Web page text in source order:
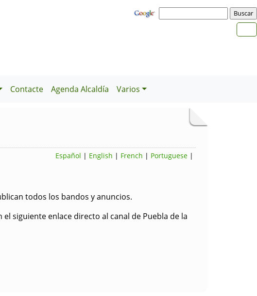
Contacte Agenda Alcaldía Varios
Español | English | French | Portuguese |
todos los bandos y anuncios.
siguiente enlace directo al canal de Puebla de la